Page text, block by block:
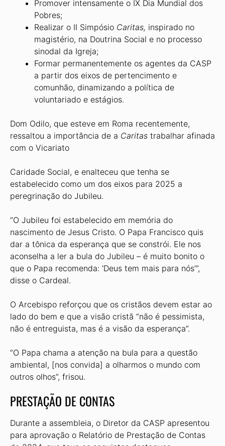
Promover intensamente o IX Dia Mun­dial dos
Pobres;
Realizar o II Simpósio Caritas, inspira­do no
magistério, na Doutrina Social e no processo
sinodal da Igreja;
Formar permanentemente os agentes da CASP
a partir dos eixos de perten­cimento e
comunhão, dinamizando a política de
voluntariado e estágios.
Dom Odilo, que esteve em Roma re­centemente,
ressaltou a importância de a Caritas trabalhar afinada
com o Vicariato
Caridade Social, e enalteceu que tenha se
estabelecido como um dos eixos para 2025 a
peregrinação do Jubileu.
“O Jubileu foi estabelecido em memó­ria do
nascimento de Jesus Cristo. O Papa Francisco quis
dar a tônica da esperança que se constrói. Ele nos
aconselha a ler a bula do Jubileu – é muito bonito o
que o Papa recomenda: ‘Deus tem mais para nós’”,
disse o Cardeal.
O Arcebispo reforçou que os cristãos devem estar ao
lado do bem e que a visão cristã “não é pessimista,
não é entreguista, mas é a visão da esperança”.
“O Papa chama a atenção na bula para a questão
ambiental, [nos convida] a olhar­mos o mundo com
outros olhos”, frisou.
PRESTAÇÃO DE CONTAS
Durante a assembleia, o Diretor da CASP apresentou
para aprovação o Rela­tório de Prestação de Contas